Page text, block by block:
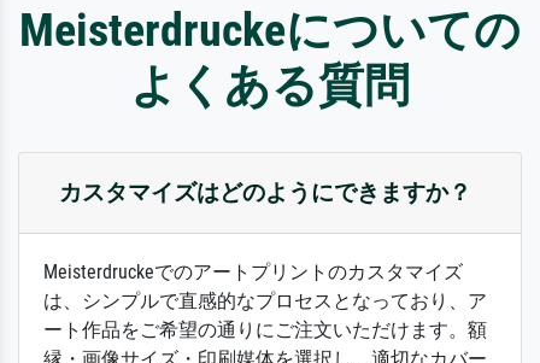
Meisterdruckeについての
よくある質問
カスタマイズはどのようにできますか？
Meisterdruckeでのアートプリントのカスタマイズ
は、シンプルで直感的なプロセスとなっており、ア
ート作品をご希望の通りにご注文いただけます。額